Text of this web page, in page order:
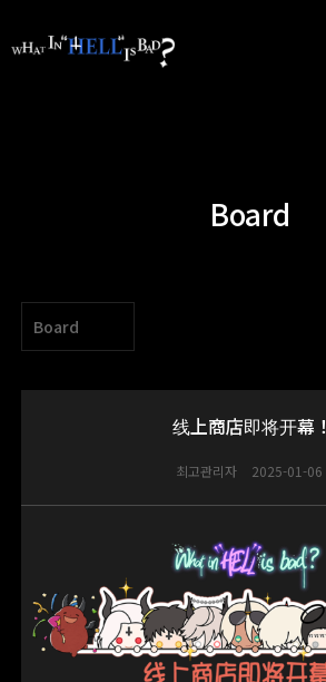
Board
Board
线上商店即将开幕！
최고관리자 2025-01-06